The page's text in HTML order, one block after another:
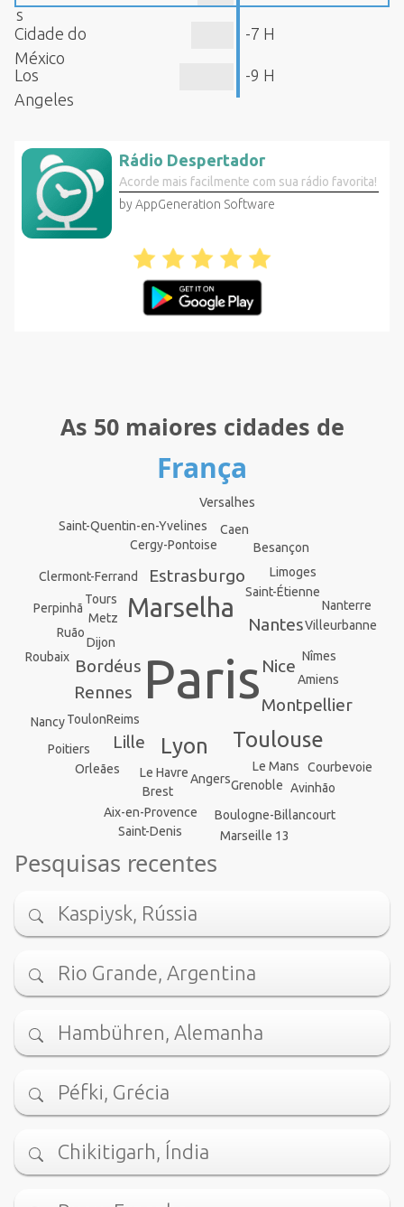
s
Cidade do
México
-7 H
Los
Angeles
-9 H
Rádio Despertador
Acorde mais facilmente com sua rádio favorita!
by AppGeneration Software
As 50 maiores cidades de
França
Paris
Marselha
Lyon Toulouse
Nice
Nantes
Estrasburgo
Montpellier
Bordéus
Lille
Rennes
Reims
Le Havre
Cergy-Pontoise
Saint-Étienne
Toulon
AngersGrenoble
Dijon
Nîmes
Aix-en-Provence
Saint-Quentin-en-Yvelines
Brest
Le Mans
Amiens
Tours
Limoges
Clermont-Ferrand
Villeurbanne
Besançon
Orleães
Metz
Ruão
Perpinhã
Caen
Boulogne-Billancourt
Nancy
Saint-Denis
Roubaix
Avinhão
Marseille 13
Nanterre
Poitiers
Versalhes
Courbevoie
Pesquisas recentes
Kaspiysk, Rússia
Rio Grande, Argentina
Hambühren, Alemanha
Péfki, Grécia
Chikitigarh, Índia